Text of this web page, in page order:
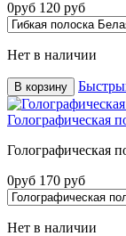
0руб 120 руб
Нет в наличии
В корзину
Голографическая
Голографическая
0руб 170 руб
Нет в наличии